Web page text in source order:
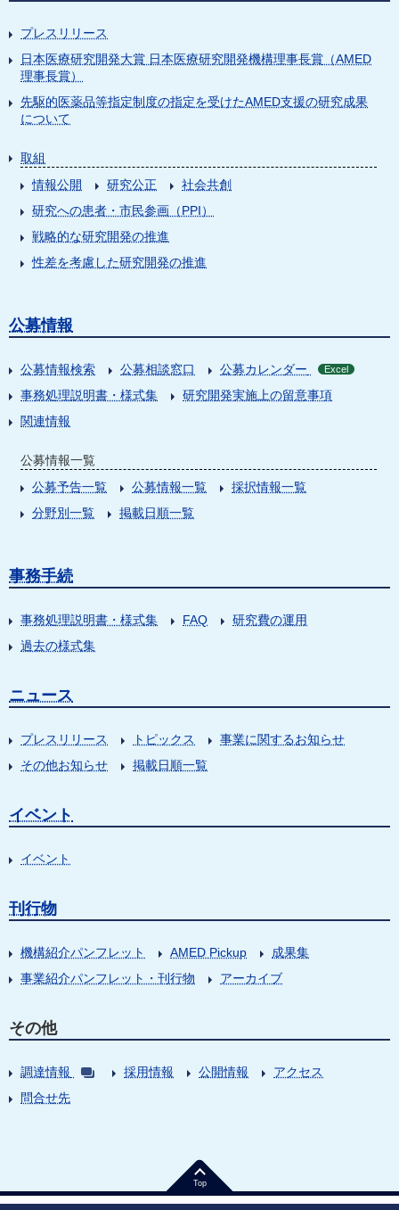
プレスリリース
日本医療研究開発大賞 日本医療研究開発機構理事長賞（AMED
理事長賞）
先駆的医薬品等指定制度の指定を受けたAMED支援の研究成果
について
取組
情報公開
研究公正
社会共創
研究への患者・市民参画（PPI）
戦略的な研究開発の推進
性差を考慮した研究開発の推進
公募情報
公募情報検索 公募相談窓口 公募カレンダー Excel
事務処理説明書・様式集
研究開発実施上の留意事項
関連情報
公募情報一覧
公募予告一覧
公募情報一覧
採択情報一覧
分野別一覧
掲載日順一覧
事務手続
事務処理説明書・様式集 FAQ
研究費の運用
過去の様式集
ニュース
プレスリリース トピックス
事業に関するお知らせ
その他お知らせ
掲載日順一覧
イベント
イベント
刊行物
機構紹介パンフレット AMED Pickup
成果集
事業紹介パンフレット・刊行物
アーカイブ
その他
調達情報 採用情報 公開情報
アクセス
問合せ先
Top